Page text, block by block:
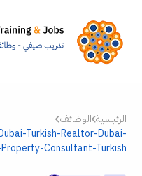
الرئيسية الوظائف
Turkish-Realtor-Dubai-
Consultant-Turkish